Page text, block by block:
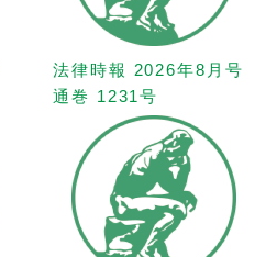
法律時報 2026年8月号
通巻 1231号